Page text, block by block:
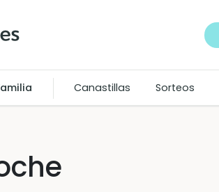
Canastillas Sorteos